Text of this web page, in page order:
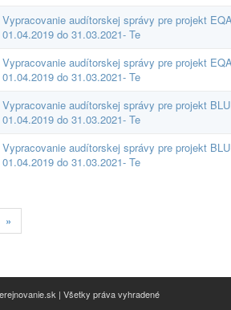
Vypracovanie audítorskej správy pre projekt
01.04.2019 do 31.03.2021- Te
Vypracovanie audítorskej správy pre projekt
01.04.2019 do 31.03.2021- Te
Vypracovanie audítorskej správy pre projekt
01.04.2019 do 31.03.2021- Te
Vypracovanie audítorskej správy pre projekt
01.04.2019 do 31.03.2021- Te
»
| Všetky práva vyhradené